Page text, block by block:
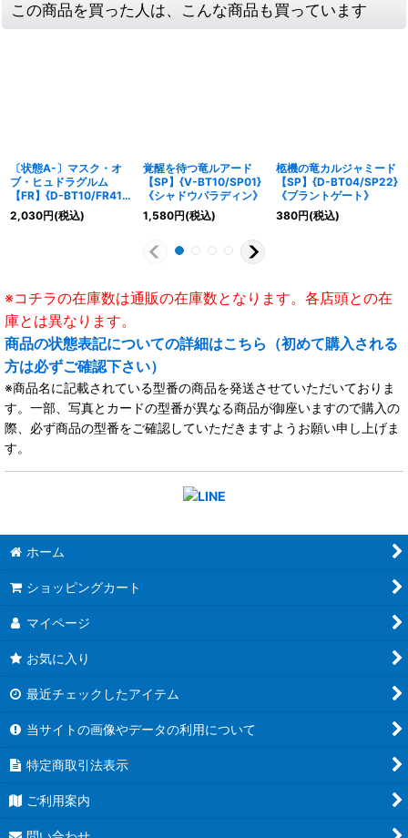
この商品を買った人は、こんな商品も買っています
〔状態A-〕マスク・オ
ブ・ヒュドラグルム
【FR】{D-BT10/FR41}
《その他》
2,030円(税込)
覚醒を待つ竜ルアード
【SP】{V-BT10/SP01}
《シャドウパラディン》
1,580円(税込)
柩機の竜カルジャミード
【SP】{D-BT04/SP22}
《ブラントゲート》
380円(税込)
※コチラの在庫数は通販の在庫数となります。各店頭との在
庫とは異なります。
商品の状態表記についての詳細はこちら（初めて購入される
方は必ずご確認下さい）
※商品名に記載されている型番の商品を発送させていただいておりま
す。一部、写真とカードの型番が異なる商品が御座いますので購入の
際、必ず商品の型番をご確認していただきますようお願い申し上げま
す。
ホーム
ショッピングカート
マイページ
お気に入り
最近チェックしたアイテム
当サイトの画像やデータの利用について
特定商取引法表示
ご利用案内